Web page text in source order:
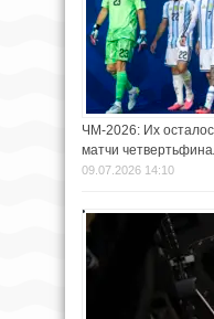
ЧМ-2026: Их
матчи
09.07.2026 14:10